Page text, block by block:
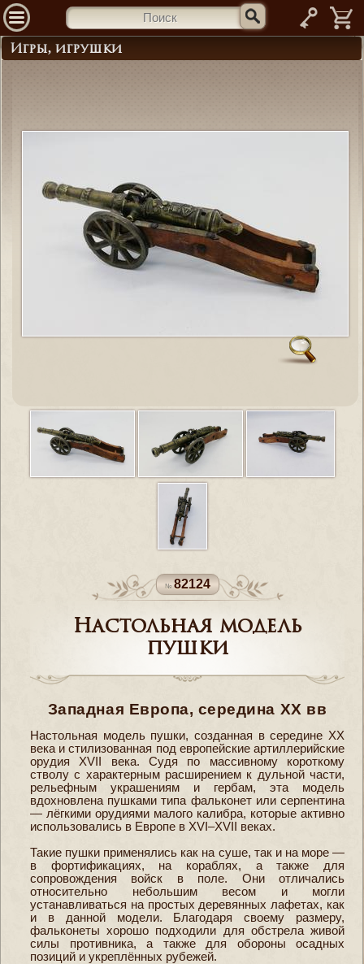
—
Игры, игрушки
82124
Настольная модель
пушки
Западная Европа, середина XX вв
Настольная модель пушки, созданная в середине XX
века и стилизованная под европейские артиллерийские
орудия XVII века. Судя по массивному короткому
стволу с характерным расширением к дульной части,
рельефным украшениям и гербам, эта модель
вдохновлена пушками типа фальконет или серпентина
— лёгкими орудиями малого калибра, которые активно
использовались в Европе в XVI–XVII веках.
Такие пушки применялись как на суше, так и на море —
в фортификациях, на кораблях, а также для
сопровождения войск в поле. Они отличались
относительно небольшим весом и могли
устанавливаться на простых деревянных лафетах, как
и в данной модели. Благодаря своему размеру,
фальконеты хорошо подходили для обстрела живой
силы противника, а также для обороны осадных
позиций и укреплённых рубежей.